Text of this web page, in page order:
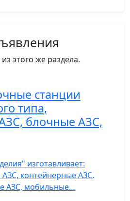
этого же раздела.
станции
типа,
блочные АЗС,
изготавливает:
контейнерные АЗС,
АЗС, мобильные…